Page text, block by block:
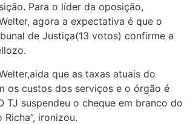
Para o líder da oposição,
agora a expectativa é que o
de Justiça(13 votos) confirme a
que as taxas atuais do
os custos dos serviços e o órgão é
TJ suspendeu o cheque em branco do
ironizou.